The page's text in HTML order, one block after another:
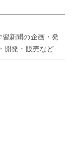
新聞の企画・発
開発・販売など